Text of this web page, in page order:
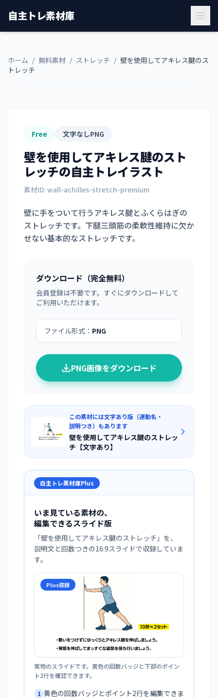
自主トレ素材庫
ホーム / 無料素材 / ストレッチ / 壁を使用してアキレス腱のス
トレッチ
Free 文字なしPNG
壁を使用してアキレス腱のスト
レッチの自主トレイラスト
素材ID: wall-achilles-stretch-premium
壁に手をついて行うアキレス腱とふくらはぎの
ストレッチです。下腿三頭筋の柔軟性維持に欠か
せない基本的なストレッチです。
ダウンロード（完全無料）
会員登録は不要です。すぐにダウンロードして
ご利用いただけます。
ファイル形式： PNG
PNG画像をダウンロード
この素材には文字あり版（運動名・
説明つき）もあります
壁を使用してアキレス腱のストレッ
チ【文字あり】
自主トレ素材庫Plus
いま見ている素材の、
編集できるスライド版
「壁を使用してアキレス腱のストレッチ 」を、
説明文と回数つきの16:9スライドで収録していま
す。
Plus収録
実物のスライドです。黄色の回数バッジと下部のポイン
ト2行を確認できます。
1 黄色の回数バッジとポイント2行を編集できま